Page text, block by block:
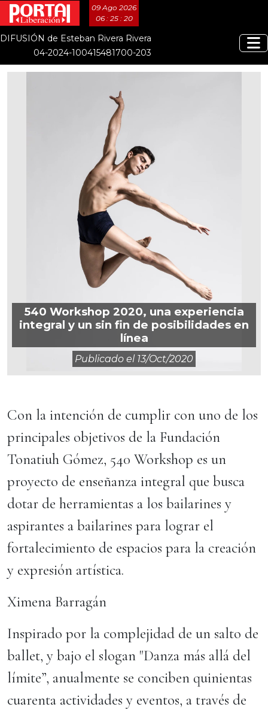
09 Ago 2026
06 : 25 : 21
DIFUSIÓN de Esteban Rivera Rivera
04-2024-100415481700-203
540 Workshop 2020, una experiencia
integral y un sin fin de posibilidades en
línea
Publicado el 13/oct/2020
Con la intención de cumplir con uno de los
principales objetivos de la Fundación
Tonatiuh Gómez, 540 Workshop es un
proyecto de enseñanza integral que busca
dotar de herramientas a los bailarines y
aspirantes a bailarines para lograr el
fortalecimiento de espacios para la creación
y expresión artística.
Ximena Barragán
Inspirado por la complejidad de un salto de
ballet, y bajo el slogan "Danza más allá del
límite”, anualmente se conciben quinientas
cuarenta actividades y eventos, a través de